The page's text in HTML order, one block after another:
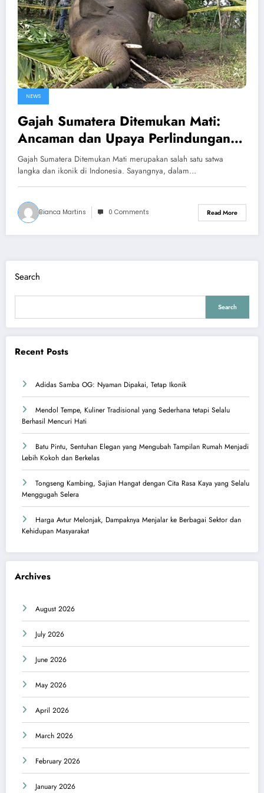
NEWS
Gajah Sumatera Ditemukan Mati:
Ancaman dan Upaya Perlindungan
Satwa Ikonik
Gajah Sumatera Ditemukan Mati merupakan salah satu satwa
langka dan ikonik di Indonesia. Sayangnya, dalam…
Bianca Martins 0 Comments Read More
Search
Search
Recent Posts
Adidas Samba OG: Nyaman Dipakai, Tetap Ikonik
Mendol Tempe, Kuliner Tradisional yang Sederhana tetapi Selalu
Berhasil Mencuri Hati
Batu Pintu, Sentuhan Elegan yang Mengubah Tampilan Rumah Menjadi
Lebih Kokoh dan Berkelas
Tongseng Kambing, Sajian Hangat dengan Cita Rasa Kaya yang Selalu
Menggugah Selera
Harga Avtur Melonjak, Dampaknya Menjalar ke Berbagai Sektor dan
Kehidupan Masyarakat
Archives
August 2026
July 2026
June 2026
May 2026
April 2026
March 2026
February 2026
January 2026